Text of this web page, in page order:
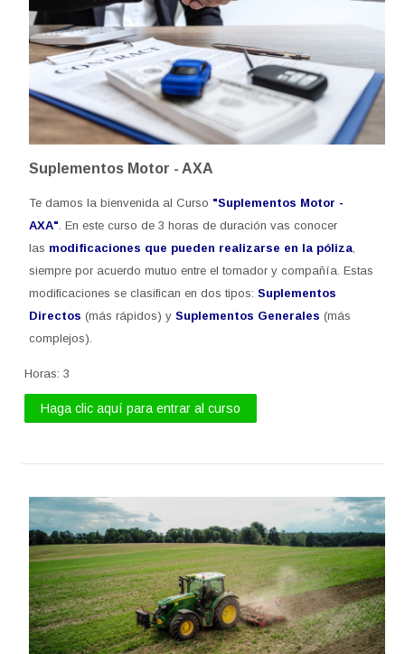
Suplementos Motor - AXA
Te damos la bienvenida al Curso "Suplementos Motor -
AXA" .En este curso de 3 horas de duración vas conocer
las modificaciones que pueden realizarse en la póliza
siempre por acuerdo mutuo entre el tomador y compañía. Estas
modificaciones se clasifican en dos tipos:Suplementos
Directos (más rápidos) ySuplementos Generales (más
complejos).
Horas:3
Haga clic aquí para entrar al curso